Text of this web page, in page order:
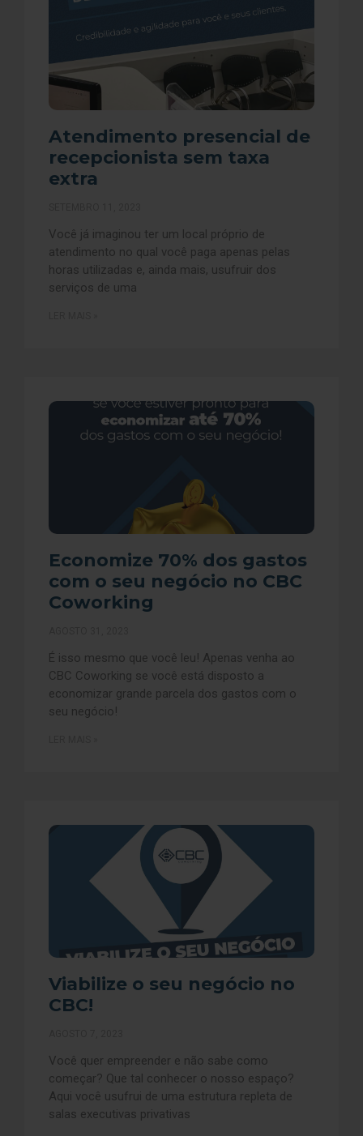
Atendimento presencial de
recepcionista sem taxa
extra
Você já imaginou ter um local próprio de
atendimento no qual você paga apenas pelas
horas utilizadas e, ainda mais, usufruir dos
serviços de uma
Economize 70% dos gastos
com o seu negócio no CBC
Coworking
É isso mesmo que você leu! Apenas venha ao
CBC Coworking se você está disposto a
economizar grande parcela dos gastos com o
seu negócio!
Viabilize o seu negócio no
CBC!
Você quer empreender e não sabe como
começar? Que tal conhecer o nosso espaço?
Aqui você usufrui de uma estrutura repleta de
salas executivas privativas